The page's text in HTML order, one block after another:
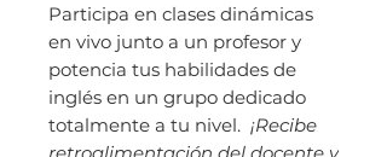
Participa en clases dinámicas
en vivo junto a un profesor y
potencia tus habilidades de
inglés en un grupo dedicado
totalmente a tu nivel. ¡Recibe